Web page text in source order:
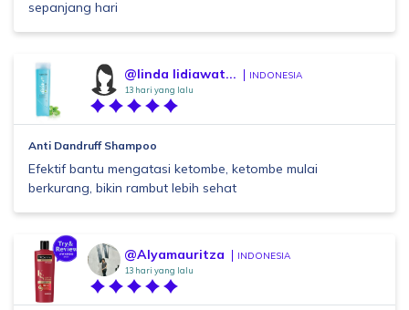
sepanjang hari
@linda lidiawat... INDONESIA
13 hari yang lalu
Anti Dandruff Shampoo
Efektif bantu mengatasi ketombe, ketombe mulai
berkurang, bikin rambut lebih sehat
@Alyamauritza INDONESIA
13 hari yang lalu